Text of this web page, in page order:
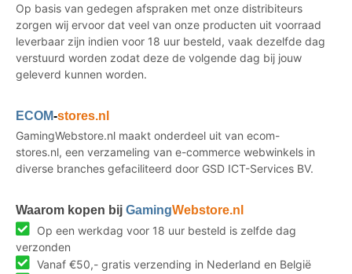
Op basis van gedegen afspraken met onze distribiteurs
zorgen wij ervoor dat veel van onze producten uit voorraad
leverbaar zijn indien voor 18 uur besteld, vaak dezelfde dag
verstuurd worden zodat deze de volgende dag bij jouw
geleverd kunnen worden.
ECOM-stores.nl
GamingWebstore.nl maakt onderdeel uit van ecom-
stores.nl, een verzameling van e-commerce webwinkels in
diverse branches gefaciliteerd door GSD ICT-Services BV.
Waarom kopen bij GamingWebstore.nl
Op een werkdag voor 18 uur besteld is zelfde dag
verzonden
Vanaf €50,- gratis verzending in Nederland en België